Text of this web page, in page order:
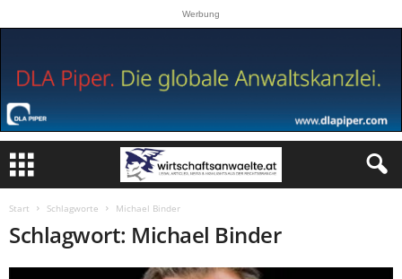
Werbung
Start Schlagworte Michael Binder
Schlagwort: Michael Binder